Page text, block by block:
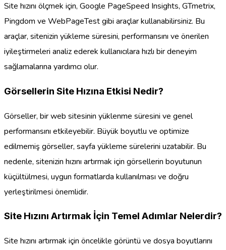
Site hızını ölçmek için, Google PageSpeed Insights, GTmetrix,
Pingdom ve WebPageTest gibi araçlar kullanabilirsiniz. Bu
araçlar, sitenizin yükleme süresini, performansını ve önerilen
iyileştirmeleri analiz ederek kullanıcılara hızlı bir deneyim
sağlamalarına yardımcı olur.
Görsellerin Site Hızına Etkisi Nedir?
Görseller, bir web sitesinin yüklenme süresini ve genel
performansını etkileyebilir. Büyük boyutlu ve optimize
edilmemiş görseller, sayfa yükleme sürelerini uzatabilir. Bu
nedenle, sitenizin hızını artırmak için görsellerin boyutunun
küçültülmesi, uygun formatlarda kullanılması ve doğru
yerleştirilmesi önemlidir.
Site Hızını Artırmak İçin Temel Adımlar Nelerdir?
Site hızını artırmak için öncelikle görüntü ve dosya boyutlarını